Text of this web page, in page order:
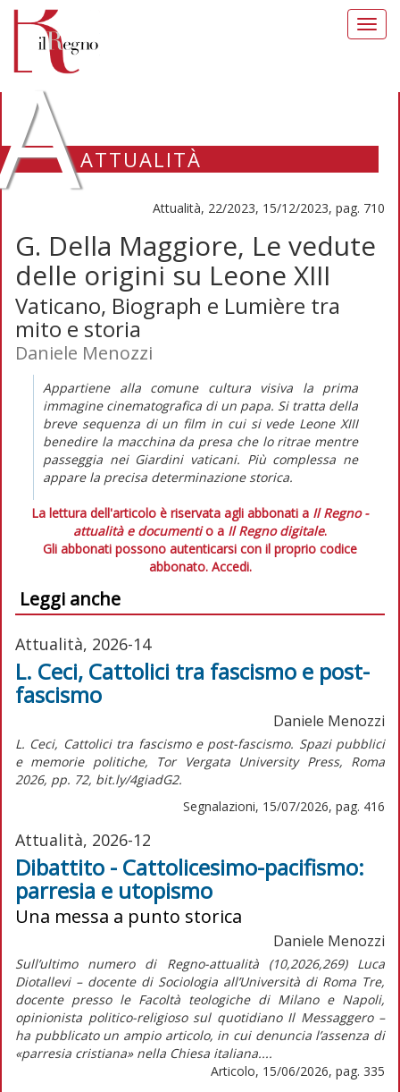
ATTUALITÀ
Attualità, 22/2023, 15/12/2023, pag. 710
G. Della Maggiore, Le vedute
delle origini su Leone XIII
Vaticano, Biograph e Lumière tra
mito e storia
Daniele Menozzi
Appartiene alla comune cultura visiva la prima
immagine cinematografica di un papa. Si tratta della
breve sequenza di un film in cui si vede Leone XIII
benedire la macchina da presa che lo ritrae mentre
passeggia nei Giardini vaticani. Più complessa ne
appare la precisa determinazione storica.
La lettura dell'articolo è riservata agli abbonati a Il Regno -
attualità e documentio a Il Regno digitale.
Gli abbonati possono autenticarsi con il proprio codice
abbonato. Accedi.
Leggi anche
Attualità, 2026-14
L. Ceci, Cattolici tra fascismo e post-
fascismo
Daniele Menozzi
L. Ceci, Cattolici tra fascismo e post-fascismo. Spazi pubblici
e memorie politiche, Tor Vergata University Press, Roma
2026, pp. 72, bit.ly/4giadG2.
Segnalazioni, 15/07/2026, pag. 416
Attualità, 2026-12
Dibattito - Cattolicesimo-pacifismo:
parresia e utopismo
Una messa a punto storica
Daniele Menozzi
Sull’ultimo numero di Regno-attualità (10,2026,269) Luca
Diotallevi – docente di Sociologia all’Università di Roma Tre,
docente presso le Facoltà teologiche di Milano e Napoli,
opinionista politico-religioso sul quotidiano Il Messaggero –
ha pubblicato un ampio articolo, in cui denuncia l’assenza di
«parresia cristiana» nella Chiesa italiana....
Articolo, 15/06/2026, pag. 335